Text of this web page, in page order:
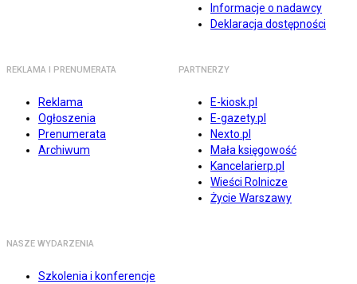
Informacje o nadawcy
Deklaracja dostępności
REKLAMA I PRENUMERATA
Reklama
Ogłoszenia
Prenumerata
Archiwum
PARTNERZY
E-kiosk.pl
E-gazety.pl
Nexto.pl
Mała księgowość
Kancelarierp.pl
Wieści Rolnicze
Życie Warszawy
NASZE WYDARZENIA
Szkolenia i konferencje